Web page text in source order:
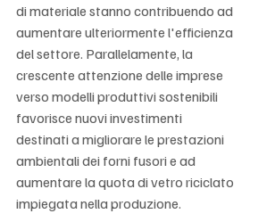
di materiale stanno contribuendo ad
aumentare ulteriormente l'efficienza
del settore. Parallelamente, la
crescente attenzione delle imprese
verso modelli produttivi sostenibili
favorisce nuovi investimenti
destinati a migliorare le prestazioni
ambientali dei forni fusori e ad
aumentare la quota di vetro riciclato
impiegata nella produzione.